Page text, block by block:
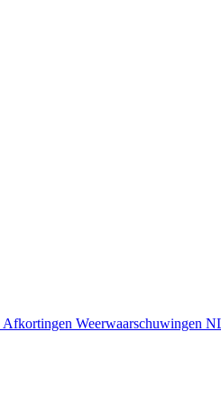
Afkortingen Weerwaarschuwingen